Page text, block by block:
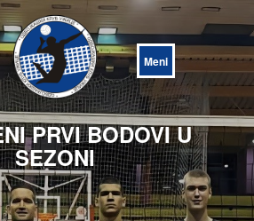
Open
Menu
PRVI BODOVI U
SEZONI